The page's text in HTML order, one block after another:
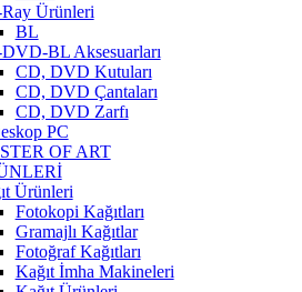
Ürünleri
BL
BL Aksesuarları
CD, DVD Kutuları
CD, DVD Çantaları
CD, DVD Zarfı
PC
OF ART
Ürünleri
Fotokopi Kağıtları
Gramajlı Kağıtlar
Fotoğraf Kağıtları
Kağıt İmha Makineleri